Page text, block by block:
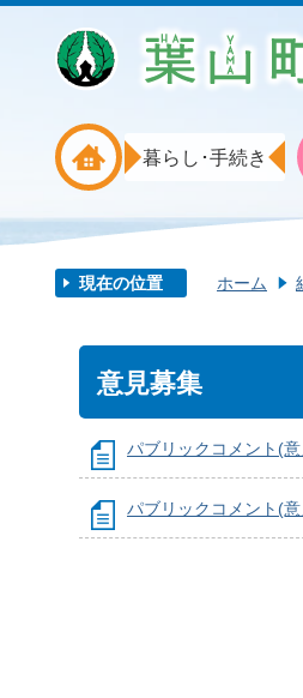
暮らし･手続き
現在の位置 ホーム
意見募集
パブリックコメント(
パブリックコメント(